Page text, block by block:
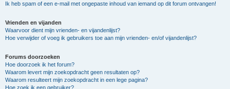
Ik heb spam of een e-mail met ongepaste inhoud van iemand op dit forum ontvangen!
Vrienden en vijanden
Waarvoor dient mijn vrienden- en vijandenlijst?
Hoe verwijder of voeg ik gebruikers toe aan mijn vrienden- en/of vijandenlijst?
Forums doorzoeken
Hoe doorzoek ik het forum?
Waarom levert mijn zoekopdracht geen resultaten op?
Waarom resulteert mijn zoekopdracht in een lege pagina?
Hoe zoek ik een gebruiker?